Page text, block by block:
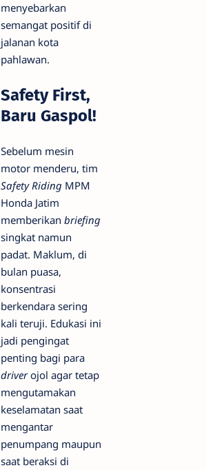
menyebarkan
semangat positif di
jalanan kota
pahlawan.
Safety First,
Baru Gaspol!
​Sebelum mesin
motor menderu, tim
Safety Riding MPM
Honda Jatim
memberikan briefing
singkat namun
padat. Maklum, di
bulan puasa,
konsentrasi
berkendara sering
kali teruji. Edukasi ini
jadi pengingat
penting bagi para
driverojol agar tetap
mengutamakan
keselamatan saat
mengantar
penumpang maupun
saat beraksi di